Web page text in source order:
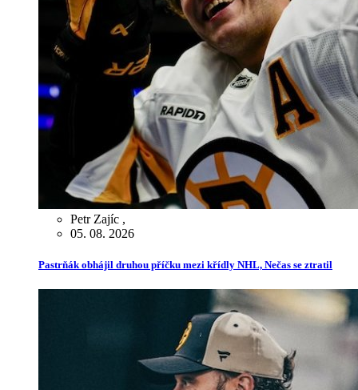
Petr Zajíc ,
05. 08. 2026
Pastrňák obhájil druhou příčku mezi křídly NHL, Nečas se ztratil